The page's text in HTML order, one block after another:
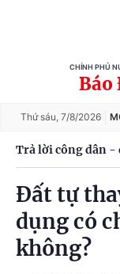
CHÍNH PHỦ
Báo
Thứ sáu, 7/8/2026
Trả lời công dân -
Đất tự
dụng có
không?